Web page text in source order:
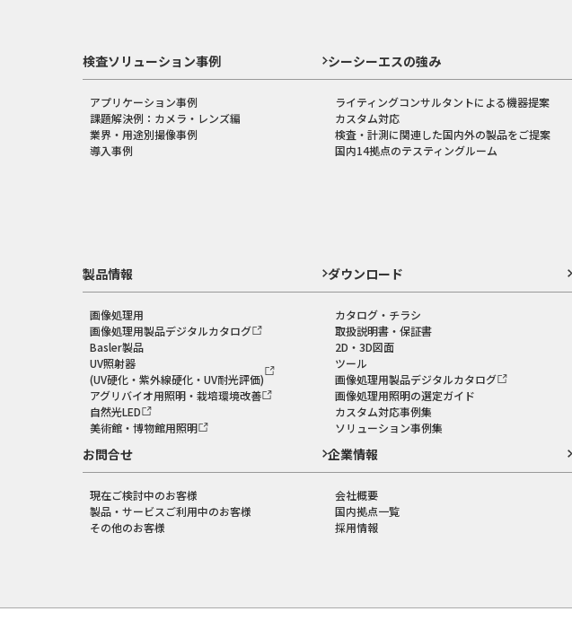
検査ソリューション事例
アプリケーション事例
課題解決例：カメラ・レンズ編
業界・用途別撮像事例
導入事例
シーシーエスの強み
ライティングコンサルタントによる機器提案
カスタム対応
検査・計測に関連した国内外の製品をご提案
国内14拠点のテスティングルーム
製品情報
画像処理用
画像処理用製品デジタルカタログ
Basler製品
UV照射器
(UV硬化・紫外線硬化・UV耐光評価)
アグリバイオ用照明・栽培環境改善
自然光LED
美術館・博物館用照明
ダウンロード
カタログ・チラシ
取扱説明書・保証書
2D・3D図面
ツール
画像処理用製品デジタルカタログ
画像処理用照明の選定ガイド
カスタム対応事例集
ソリューション事例集
お問合せ
現在ご検討中のお客様
製品・サービスご利用中のお客様
その他のお客様
企業情報
会社概要
国内拠点一覧
採用情報